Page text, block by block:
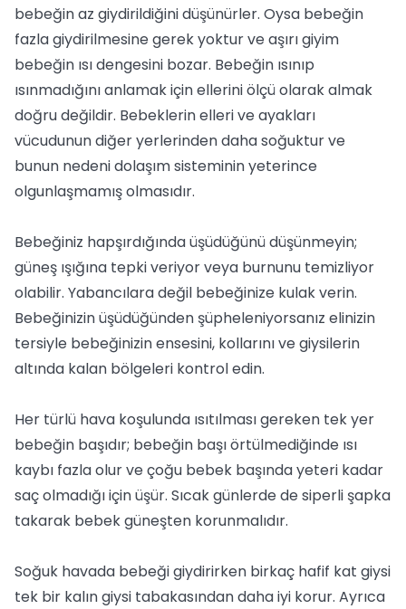
bebeğin az giydirildiğini düşünürler. Oysa bebeğin
fazla giydirilmesine gerek yoktur ve aşırı giyim
bebeğin ısı dengesini bozar. Bebeğin ısınıp
ısınmadığını anlamak için ellerini ölçü olarak almak
doğru değildir. Bebeklerin elleri ve ayakları
vücudunun diğer yerlerinden daha soğuktur ve
bunun nedeni dolaşım sisteminin yeterince
olgunlaşmamış olmasıdır.
Bebeğiniz hapşırdığında üşüdüğünü düşünmeyin;
güneş ışığına tepki veriyor veya burnunu temizliyor
olabilir. Yabancılara değil bebeğinize kulak verin.
Bebeğinizin üşüdüğünden şüpheleniyorsanız elinizin
tersiyle bebeğinizin ensesini, kollarını ve giysilerin
altında kalan bölgeleri kontrol edin.
Her türlü hava koşulunda ısıtılması gereken tek yer
bebeğin başıdır; bebeğin başı örtülmediğinde ısı
kaybı fazla olur ve çoğu bebek başında yeteri kadar
saç olmadığı için üşür. Sıcak günlerde de siperli şapka
takarak bebek güneşten korunmalıdır.
Soğuk havada bebeği giydirirken birkaç hafif kat giysi
tek bir kalın giysi tabakasından daha iyi korur. Ayrıca